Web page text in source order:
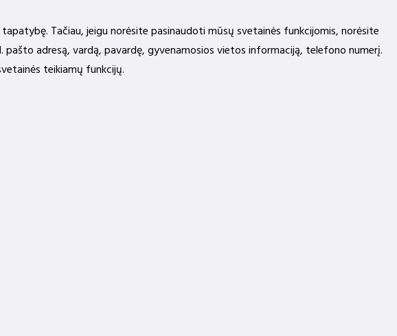
Tačiau, jeigu norėsite pasinaudoti mūsų svetainės funkcijomis, norėsite
adresą, vardą, pavardę, gyvenamosios vietos informaciją, telefono numerį.
teikiamų funkcijų.